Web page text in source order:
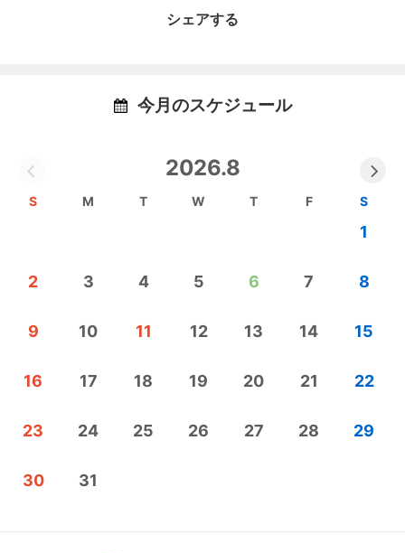
名古屋ジャズストリートシェアする
今月のスケジュール
2026.8
S M T W T F S
1
2 3 4 5 6 7 8
9 10 11 12 13 14 15
16 17 18 19 20 21 22
23 24 25 26 27 28 29
30 31